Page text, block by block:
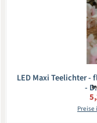
LED Maxi Teelichter -
-
Preise